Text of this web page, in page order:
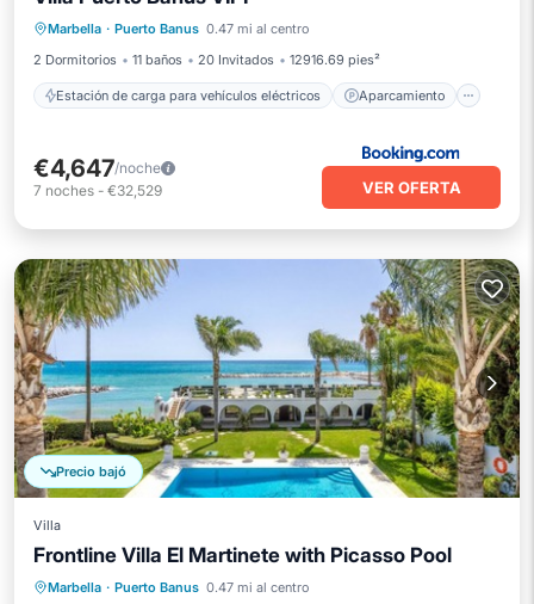
Marbella · Puerto Banus 0.47 mi al centro
2 Dormitorios
11 baños 20 Invitados 12916.69 pies²
Estación de carga para vehículos eléctricos Aparcamiento
Balcón/Terraza
€4,647/noche
7 noches - €32,529 VER OFERTA
Precio bajó
Villa
Frontline Villa El Martinete with Picasso Pool
Marbella · Puerto Banus 0.47 mi al centro
Piscina privada
Frente al mar
Desayuno
Aparcamiento